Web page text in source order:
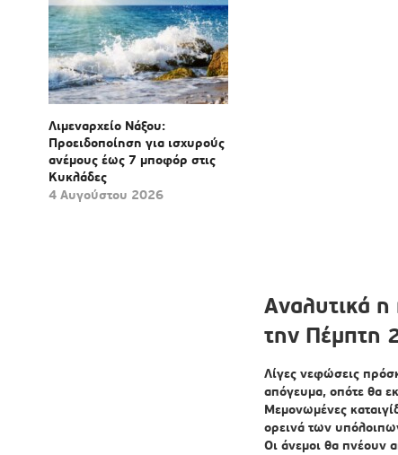
Λιμεναρχείο Νάξου:
Προειδοποίηση για ισχυρούς
ανέμους έως 7 μποφόρ στις
Κυκλάδες
4 Αυγούστου 2026
Αναλυτικά
την Πέμπτη
Λίγες νεφώσεις
απόγευμα, οπότε θα
Μεμονωμένες
ορεινά των
Οι άνεμοιθα πνέουν